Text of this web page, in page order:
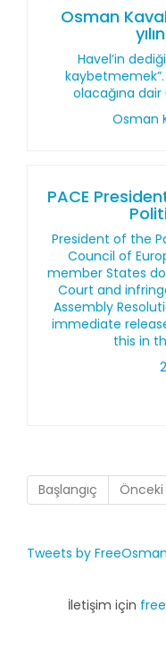
Osman
Havel’in
olacağına
Osman
PACE
President of the
Council of
member States
Court and
Assembly
immediate
this in
Başlangıç Önceki
Tweets by
İletişim için